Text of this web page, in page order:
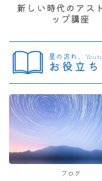
新しい時代のアス
ップ講座
星の流れ、
お役立ち
ブログ